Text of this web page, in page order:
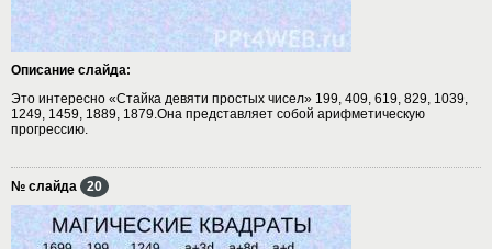
Описание слайда:
Это интересно «Стайка девяти простых чисел» 199, 409, 619, 829, 1039,
1249, 1459, 1889, 1879.Она представляет собой арифметическую
прогрессию.
№ слайда 20